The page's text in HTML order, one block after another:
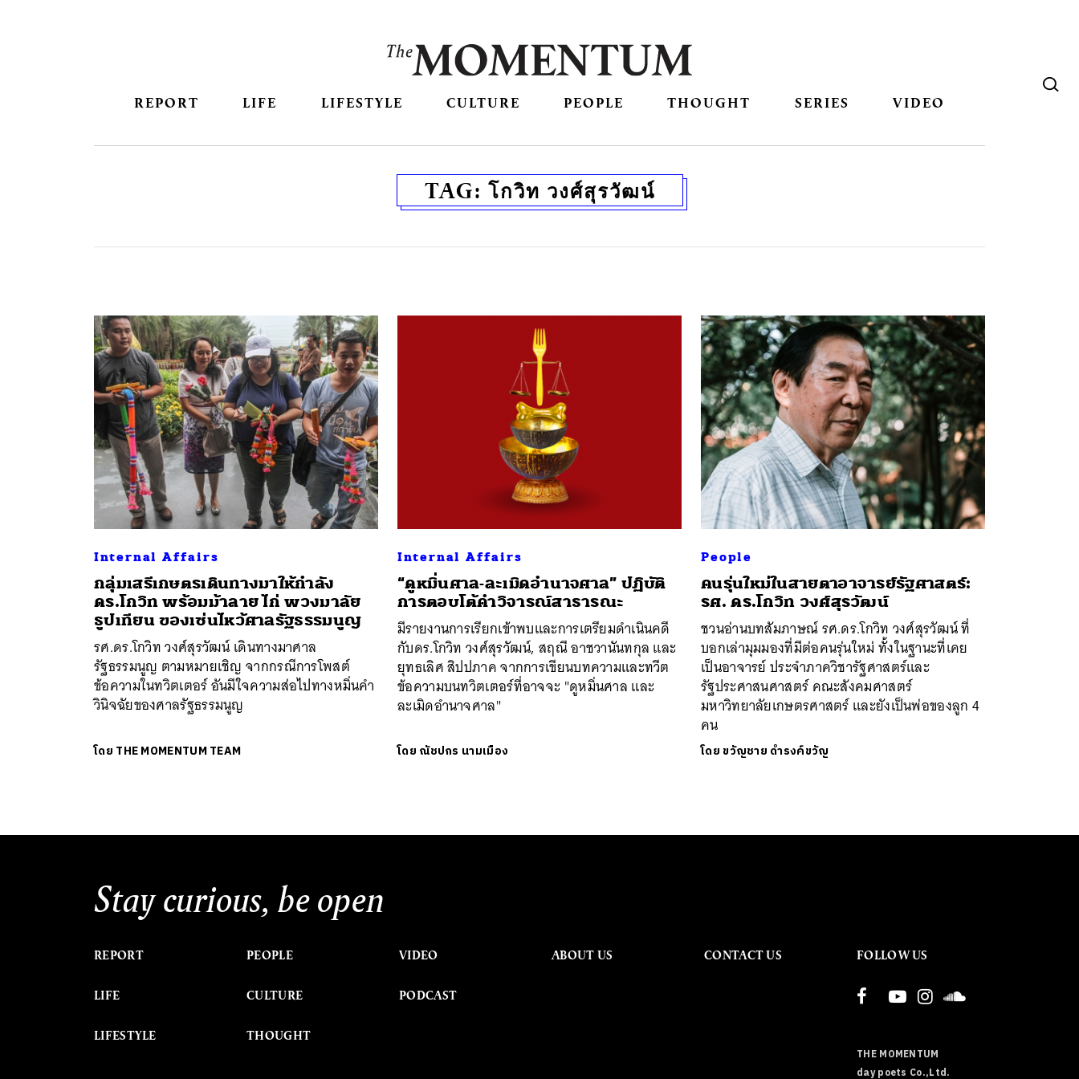
REPORT LIFE LIFESTYLE CULTURE PEOPLE THOUGHT SERIES VIDEO
TAG: โกวิท วงศ์สุรวัฒน์
Internal Affairs
กลุ่มเสรีเกษตรเดินทางมาให้กำลัง
ดร.โกวิท พร้อมม้าลาย ไก่ พวงมาลัย
ธูปเทียน ของเซ่นไหว้ศาลรัฐธรรมนูญ
รศ.ดร.โกวิท วงศ์สุรวัฒน์ เดินทางมาศาล
รัฐธรรมนูญ ตามหมายเชิญ จากกรณีการโพสต์
ข้อความในทวิตเตอร์ อันมีใจความส่อไปทางหมิ่นคำ
วินิจฉัยของศาลรัฐธรรมนูญ
โดย THE MOMENTUM TEAM
Internal Affairs
“ดูหมิ่นศาล-ละเมิดอำนาจศาล” ปฏิบัติ
การตอบโต้คำวิจารณ์สาธารณะ
มีรายงานการเรียกเข้าพบและการเตรียมดำเนินคดี
กับดร.โกวิท วงศ์สุรวัฒน์, สฤณี อาชวานันทกุล และ
ยุทธเลิศ สิปปภาค จากการเขียนบทความและทวีต
ข้อความบนทวิตเตอร์ที่อาจจะ "ดูหมิ่นศาล และ
ละเมิดอำนาจศาล"
โดย ณัชปกร นามเมือง
People
คนรุ่นใหม่ในสายตาอาจารย์รัฐศาสตร์:
รศ. ดร.โกวิท วงศ์สุรวัฒน์
ชวนอ่านบทสัมภาษณ์ รศ.ดร.โกวิท วงศ์สุรวัฒน์ ที่
บอกเล่ามุมมองที่มีต่อคนรุ่นใหม่ ทั้งในฐานะที่เคย
เป็นอาจารย์ ประจำภาควิชารัฐศาสตร์และ
รัฐประศาสนศาสตร์ คณะสังคมศาสตร์
มหาวิทยาลัยเกษตรศาสตร์ และยังเป็นพ่อของลูก 4
คน
โดย ขวัญชาย ดำรงค์ขวัญ
Stay curious, be open
REPORT
LIFE
LIFESTYLE
PEOPLE
CULTURE
THOUGHT
VIDEO
PODCAST
ABOUT US CONTACT US FOLLOW US
THE MOMENTUM
day poets Co.,Ltd.
SHARE TWEET LINE EMAIL